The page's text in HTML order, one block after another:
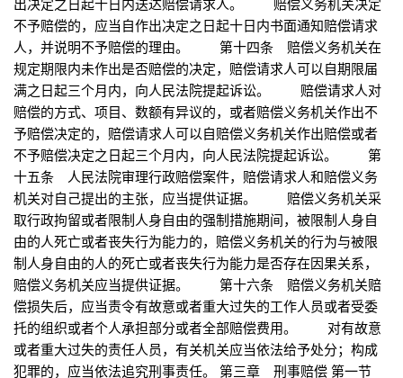
不予赔偿的，应当自作出决定之日起十日内书面通知赔偿请求
人，并说明不予赔偿的理由。 第十四条 赔偿义务机关在
规定期限内未作出是否赔偿的决定，赔偿请求人可以自期限届
满之日起三个月内，向人民法院提起诉讼。 赔偿请求人对
赔偿的方式、项目、数额有异议的，或者赔偿义务机关作出不
予赔偿决定的，赔偿请求人可以自赔偿义务机关作出赔偿或者
不予赔偿决定之日起三个月内，向人民法院提起诉讼。 第
十五条 人民法院审理行政赔偿案件，赔偿请求人和赔偿义务
机关对自己提出的主张，应当提供证据。 赔偿义务机关采
取行政拘留或者限制人身自由的强制措施期间，被限制人身自
由的人死亡或者丧失行为能力的，赔偿义务机关的行为与被限
制人身自由的人的死亡或者丧失行为能力是否存在因果关系，
赔偿义务机关应当提供证据。 第十六条 赔偿义务机关赔
偿损失后，应当责令有故意或者重大过失的工作人员或者受委
托的组织或者个人承担部分或者全部赔偿费用。 对有故意
或者重大过失的责任人员，有关机关应当依法给予处分；构成
犯罪的，应当依法追究刑事责任。 第三章 刑事赔偿 第一节